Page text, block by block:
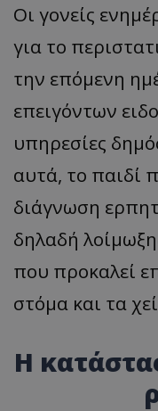
Οι γονείς
για το
την επόμενη
επειγόντων
υπηρεσίες
αυτά, το παιδί
διάγνωση
δηλαδή
που προκαλεί
στόμα και τα
Η